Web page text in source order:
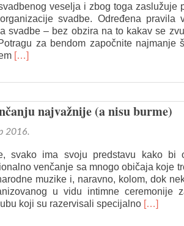
veselja i zbog toga zaslužuje
svadbe. Određena pravila
svadbe – bez obzira na to kakav se
za bendom započnite najmanje
Read
unajmiti
dobar
bend
svadbe?
[…]
najvažnije (a nisu burme)
2016.
svako ima svoju predstavu kako bi
venčanje sa mnogo običaja koje
muzike i, naravno, kolom, dok
u vidu intimne ceremonije
koji su razervisali specijalno Read
[…]